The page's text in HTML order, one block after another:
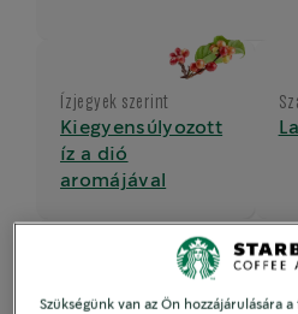
Ízjegyek szerint
Kiegyensúlyozott
íz a dió
aromájával
Espresso 40ml
Szükségünk van az Ön hozzájárulására